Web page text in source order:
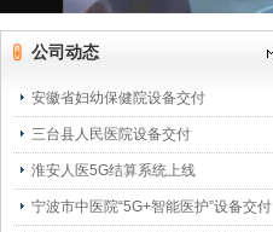
公司动态
安徽省妇幼保健院设备交付
三台县人民医院设备交付
淮安人医5G结算系统上线
宁波市中医院“5G+智能医护”设备交付